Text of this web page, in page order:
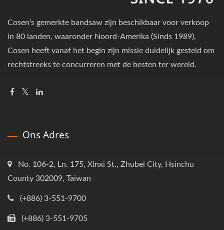
Cosen's gemerkte bandsaw zijn beschikbaar voor verkoop
in 80 landen, waaronder Noord-Amerika (Sinds 1989),
Cosen heeft vanaf het begin zijn missie duidelijk gesteld om
rechtstreeks te concurreren met de besten ter wereld.
Ons Adres
No. 106-2, Ln. 175, Xinxi St., Zhubei City, Hsinchu
County 302009, Taiwan
(+886) 3-551-9700
(+886) 3-551-9705